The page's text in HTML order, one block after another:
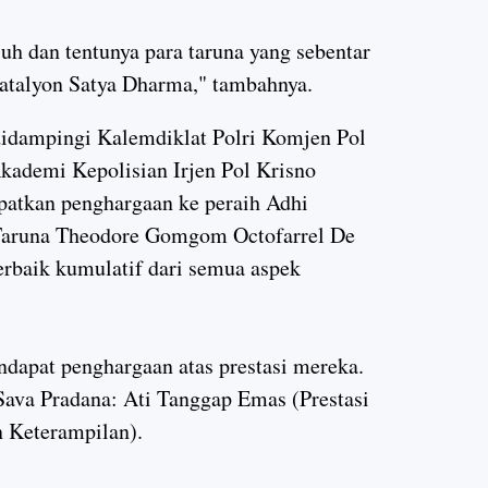
dan tentunya para taruna yang sebentar
Satya Dharma," tambahnya.
Kalemdiklat Polri Komjen Pol
Kepolisian Irjen Pol Krisno
penghargaan ke peraih Adhi
Theodore Gomgom Octofarrel De
kumulatif dari semua aspek
penghargaan atas prestasi mereka.
Pradana: Ati Tanggap Emas (Prestasi
Keterampilan).